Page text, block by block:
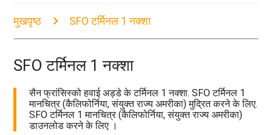
मुखपृष्ठ SFO टर्मिनल 1 नक्शा
SFO टर्मिनल 1 नक्शा
सैन फ्रांसिस्को हवाई अड्डे के टर्मिनल 1 नक्शा. SFO टर्मिनल 1
मानचित्र (कैलिफोर्निया, संयुक्त राज्य अमरीका) मुद्रित करने के लिए.
SFO टर्मिनल 1 मानचित्र (कैलिफोर्निया, संयुक्त राज्य अमरीका)
डाउनलोड करने के लिए ।